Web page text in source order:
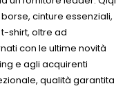
cinture essenziali,
shirt, oltre ad
con le ultime novità
e agli acquirenti
qualità garantita